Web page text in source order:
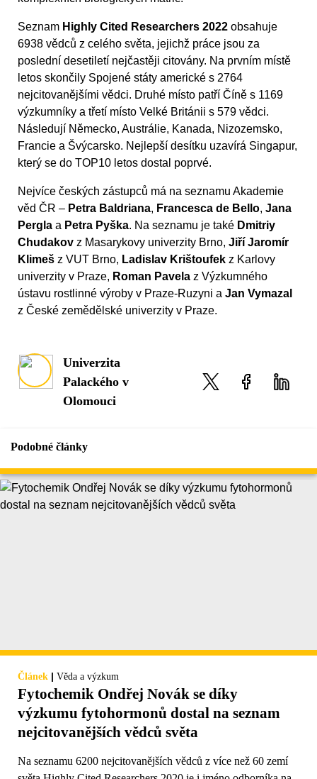
Seznam Highly Cited Researchers 2022 obsahuje
6938 vědců z celého světa, jejichž práce jsou za
poslední desetiletí nejčastěji citovány. Na prvním místě
letos skončily Spojené státy americké s 2764
nejcitovanějšími vědci. Druhé místo patří Číně s 1169
výzkumníky a třetí místo Velké Británii s 579 vědci.
Následují Německo, Austrálie, Kanada, Nizozemsko,
Francie a Švýcarsko. Nejlepší desítku uzavírá Singapur,
který se do TOP10 letos dostal poprvé.
Nejvíce českých zástupců má na seznamu Akademie
věd ČR – Petra Baldriana, Francesca de Bello, Jana
Pergla a Petra Pyška. Na seznamu je také Dmitriy
Chudakov z Masarykovy univerzity Brno, Jiří Jaromír
Klimeš z VUT Brno, Ladislav Krištoufek z Karlovy
univerzity v Praze, Roman Pavela z Výzkumného
ústavu rostlinné výroby v Praze-Ruzyni a Jan Vymazal
z České zemědělské univerzity v Praze.
Univerzita
Palackého v
Olomouci
Podobné články
Článek | Věda a výzkum
Fytochemik Ondřej Novák se díky
výzkumu fytohormonů dostal na seznam
nejcitovanějších vědců světa
Na seznamu 6200 nejcitovanějších vědců z více než 60 zemí